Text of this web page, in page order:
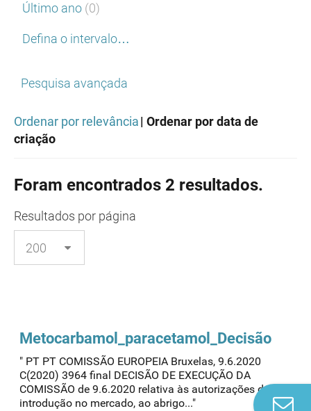
Último ano (0)
Defina o intervalo…
Pesquisa avançada
Ordenar por relevância| Ordenar por data de
criação
Foram encontrados 2 resultados.
Resultados por página
Metocarbamol _paracetamol_Decisão
" PT PT COMISSÃO EUROPEIA Bruxelas, 9.6.2020
C(2020) 3964 final DECISÃO DE EXECUÇÃO DA
COMISSÃO de 9.6.2020 relativa às autorizações de
introdução no mercado, ao abrigo..."